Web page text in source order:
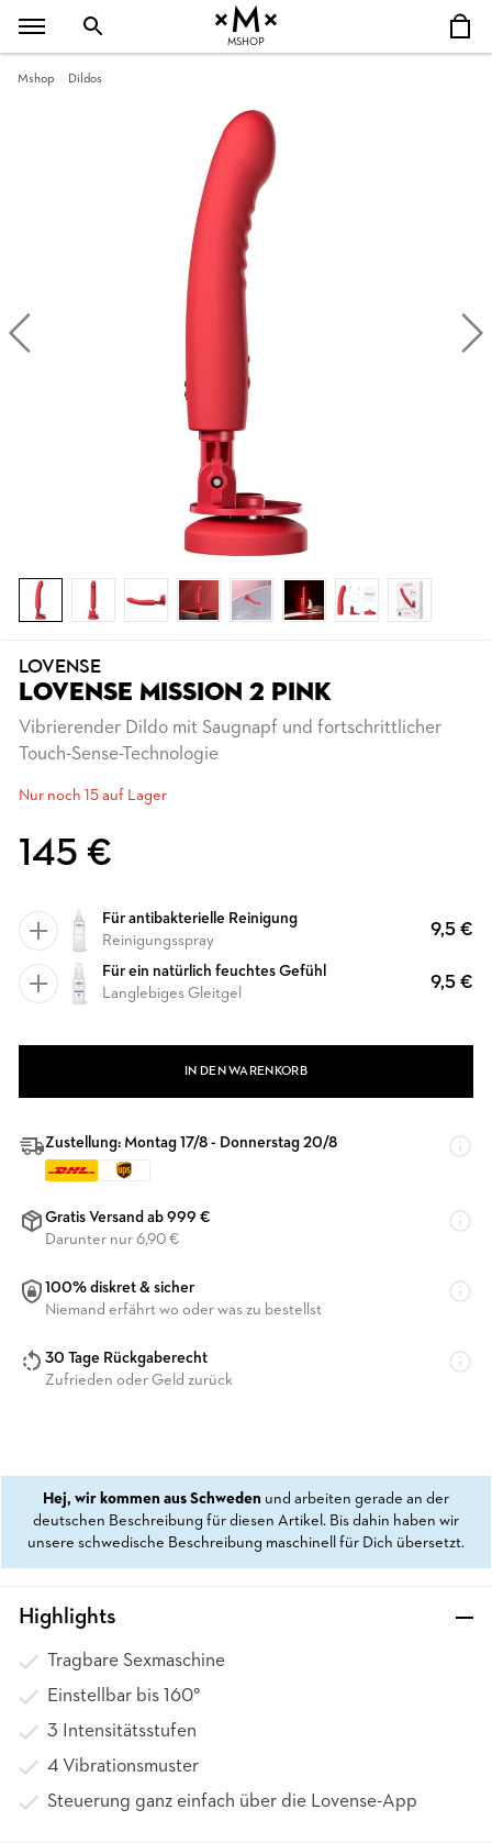
MSHOP
Mshop Dildos
LOVENSE
LOVENSE MISSION 2 PINK
Vibrierender Dildo mit Saugnapf und fortschrittlicher
Touch-Sense-Technologie
Nur noch 15 auf Lager
145 €
Für antibakterielle Reinigung
Reinigungsspray
9,5 €
Für ein natürlich feuchtes Gefühl
Langlebiges Gleitgel
9,5 €
IN DEN WARENKORB
Zustellung: Montag 17/8 - Donnerstag 20/8
Gratis Versand ab 999 €
Darunter nur 6,90 €
100% diskret & sicher
Niemand erfährt wo oder was zu bestellst
30 Tage Rückgaberecht
Zufrieden oder Geld zurück
Hej, wir kommen aus Schweden und arbeiten gerade an der
deutschen Beschreibung für diesen Artikel. Bis dahin haben wir
unsere schwedische Beschreibung maschinell für Dich übersetzt.
Highlights
Tragbare Sexmaschine
Einstellbar bis 160°
3 Intensitätsstufen
4 Vibrationsmuster
Steuerung ganz einfach über die Lovense-App